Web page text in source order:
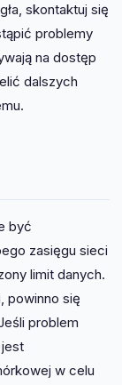
skontaktuj się
problemy
na dostęp
dalszych
być
zasięgu sieci
limit danych.
powinno się
problem
w celu